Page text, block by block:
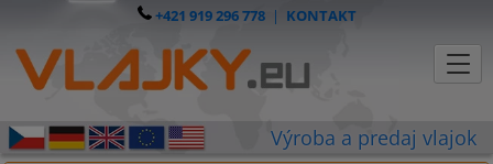
+421 919 296 778| KONTAKT